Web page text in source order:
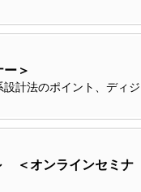
＞
計法のポイント、ディジ
＜オンラインセミナ